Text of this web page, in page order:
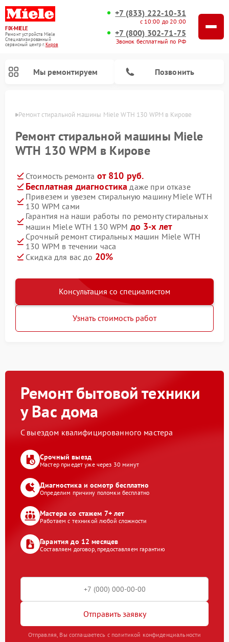
FIX-MIELE
Ремонт устройств Miele
Специализированный
cервисный центр г.Киров
+7 (833) 222-10-31
с 10:00 до 20:00
+7 (800) 302-71-75
Звонок бесплатный по РФ
Мы ремонтируем Позвонить
Ремонт стиральной машины Miele WTH 130 WPM в Кирове
Ремонт стиральной машины Miele
WTH 130 WPM в Кирове
Стоимость ремонта от 810 руб.
Бесплатная диагностика даже при отказе
Привезем и увезем стиральную машину Miele WTH
130 WPM сами
Гарантия на наши работы по ремонту стиральных
машин Miele WTH 130 WPM до 3-х лет
Срочный ремонт стиральных машин Miele WTH
130 WPM в течении часа
Скидка для вас до 20%
Консультация со специалистом
Узнать стоимость работ
Ремонт бытовой техники
у Вас дома
С выездом квалифицированного мастера
Срочный выезд
Мастер приедет уже через 30 минут
Диагностика и осмотр бесплатно
Определим причину поломки бесплатно
Мастера со стажем 7+ лет
Работаем с техникой любой сложности
Гарантия до 12 месяцев
Составляем договор, предоставляем гарантию
Отправить заявку
Отправляя, Вы соглашаетесь с политикой конфиденциальности